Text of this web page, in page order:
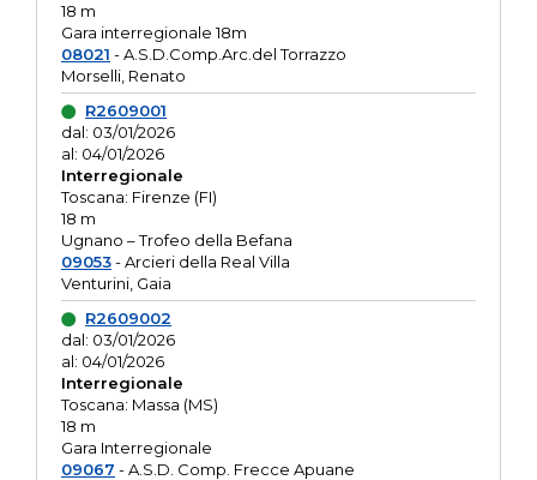
18 m
Gara interregionale 18m
08021 - A.S.D.Comp.Arc.del Torrazzo
Morselli, Renato
R2609001
dal: 03/01/2026
al: 04/01/2026
Interregionale
Toscana: Firenze (FI)
18 m
Ugnano – Trofeo della Befana
09053- Arcieri della Real Villa
Venturini, Gaia
R2609002
dal: 03/01/2026
al: 04/01/2026
Interregionale
Toscana: Massa (MS)
18 m
Gara Interregionale
09067 - A.S.D. Comp. Frecce Apuane